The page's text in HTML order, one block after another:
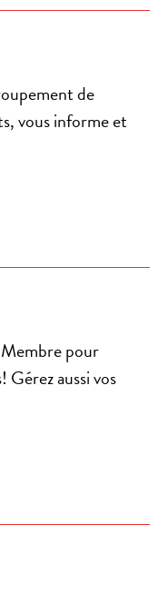
de
vous informe et
pour
Gérez aussi vos